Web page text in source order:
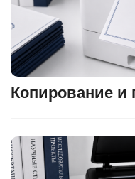
Копирование и